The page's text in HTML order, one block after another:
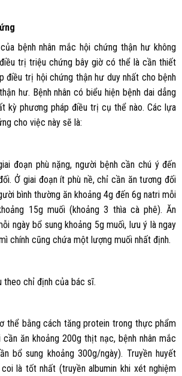
bệnh nhân mắc hội chứng thận hư không
trị triệu chứng bây giờ có thể là cần thiết
điều trị hội chứng thận hư duy nhất cho bệnh
hư. Bệnh nhân có biểu hiện bệnh dai dẳng
kỳ phương pháp điều trị cụ thể nào. Các lựa
cho việc này sẽ là:
đoạn phù nặng, người bệnh cần chú ý đến
Ở giai đoạn ít phù nề, chỉ cần ăn tương đối
bình thường ăn khoảng 4g đến 6g natri mỗi
15g muối (khoảng 3 thìa cà phê). Ăn
ngày bổ sung khoảng 5g muối, lưu ý là ngay
chính cũng chứa một lượng muối nhất định.
theo chỉ định của bác sĩ.
thể bằng cách tăng protein trong thực phẩm
ăn khoảng 200g thịt nạc, bệnh nhân mắc
bổ sung khoảng 300g/ngày). Truyền huyết
là tốt nhất (truyền albumin khi xét nghiệm